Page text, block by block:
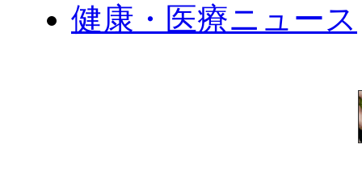
健康・医療ニュース